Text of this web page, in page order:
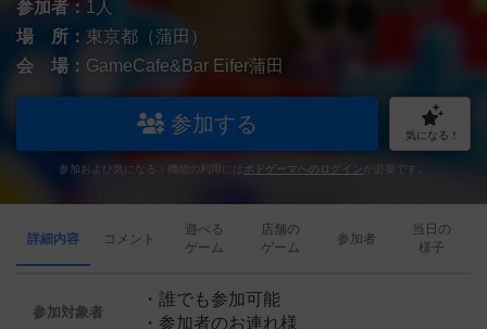
参加者： 1人
場 所： 東京都（蒲田）
会 場： GameCafe&Bar Eifer蒲田
参加する 気になる！
参加および気になる！機能の利用には ボドゲーマへのログイン が必要です。
詳細内容 コメント
遊べる
ゲーム
店舗の
ゲーム
参加者
当日の
様子
参加対象者
・誰でも参加可能
・参加者のお連れ様